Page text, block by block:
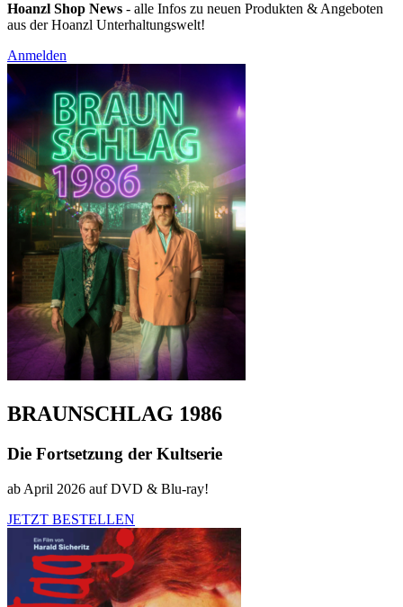
Hoanzl Shop News - alle Infos zu neuen Produkten & Angeboten
aus der Hoanzl Unterhaltungswelt!
Anmelden
BRAUNSCHLAG 1986
Die Fortsetzung der Kultserie
ab April 2026 auf DVD & Blu-ray!
JETZT BESTELLEN